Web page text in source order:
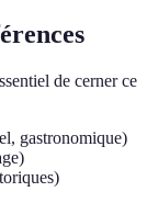
de cerner ce
gastronomique)